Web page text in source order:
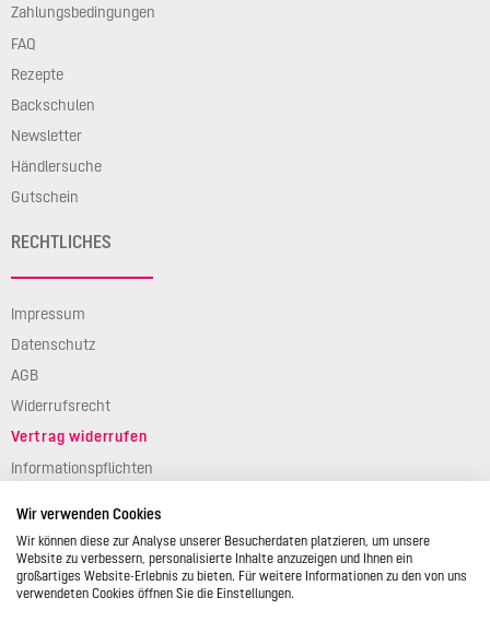
Zahlungsbedingungen
FAQ
Rezepte
Backschulen
Newsletter
Händlersuche
Gutschein
RECHTLICHES
Impressum
Datenschutz
AGB
Widerrufsrecht
Vertrag widerrufen
Informationspflichten
Wir verwenden Cookies
Wir können diese zur Analyse unserer Besucherdaten platzieren, um unsere
Website zu verbessern, personalisierte Inhalte anzuzeigen und Ihnen ein
großartiges Website-Erlebnis zu bieten. Für weitere Informationen zu den von uns
verwendeten Cookies öffnen Sie die Einstellungen.